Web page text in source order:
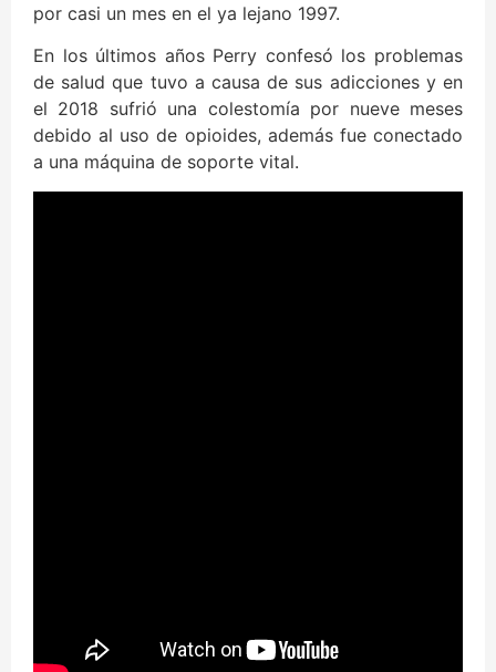
por casi un mes en el ya lejano 1997.
En los últimos años Perry confesó los problemas
de salud que tuvo a causa de sus adicciones y en
el 2018 sufrió una colestomía por nueve meses
debido al uso de opioides, además fue conectado
a una máquina de soporte vital.